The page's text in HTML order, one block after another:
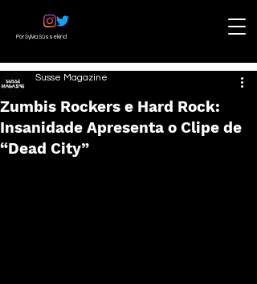
Por Sylvia Süssekind
Zumbis Rockers e Hard Rock:
Insanidade Apresenta o Clipe de
“Dead City”
Susse Magazine